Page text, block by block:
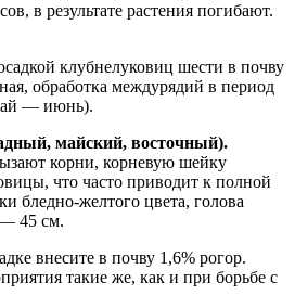
в результате растения погибают.
клубнелуковиц шести в почву
обработка междурядий в период
— июнь).
майский, восточный).
корни, корневую шейку
что часто приводит к полной
бледно-желтого цвета, голова
— 45 см.
внесите в почву 1,6% рогор.
такие же, как и при борьбе с